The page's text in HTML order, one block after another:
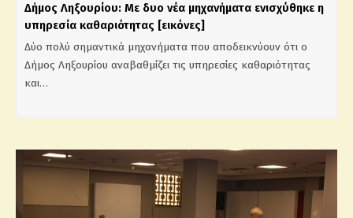
Δήμος Ληξουρίου: Με δυο νέα μηχανήματα ενισχύθηκε η
υπηρεσία καθαριότητας [εικόνες]
Δύο πολύ σημαντικά μηχανήματα που αποδεικνύουν ότι ο
Δήμος Ληξουρίου αναβαθμίζει τις υπηρεσίες καθαριότητας
και…